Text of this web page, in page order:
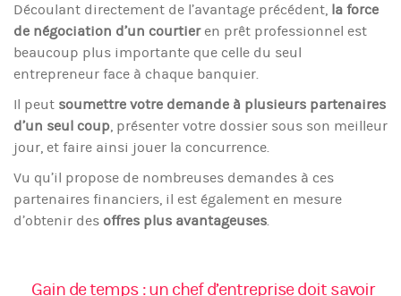
Découlant directement de l’avantage précédent, la force
de négociation d’un courtieren prêt professionnel est
beaucoup plus importante que celle du seul
entrepreneur face à chaque banquier.
Il peut soumettre votre demande à plusieurs partenaires
d’un seul coup, présenter votre dossier sous son meilleur
jour, et faire ainsi jouer la concurrence.
Vu qu’il propose de nombreuses demandes à ces
partenaires financiers, il est également en mesure
d’obtenir des offres plus avantageuses.
Gain de temps : un chef d’entreprise doit savoir